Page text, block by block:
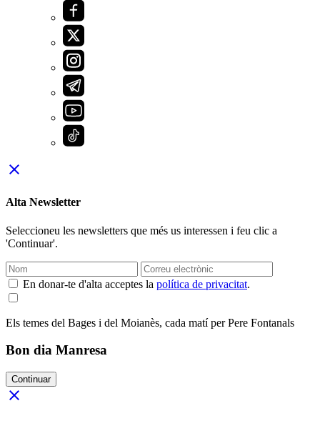
close
Alta Newsletter
Seleccioneu les newsletters que més us interessen i feu clic a
'Continuar'.
En donar-te d'alta acceptes la política de privacitat.
Els temes del Bages i del Moianès, cada matí per Pere Fontanals
Bon dia Manresa
Continuar
close